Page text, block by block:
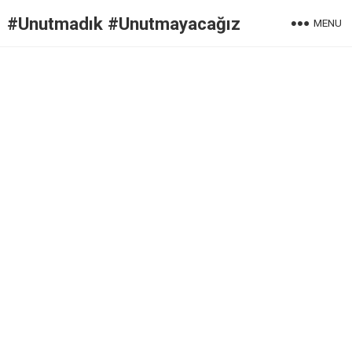
#Unutmadık #Unutmayacağız MENU